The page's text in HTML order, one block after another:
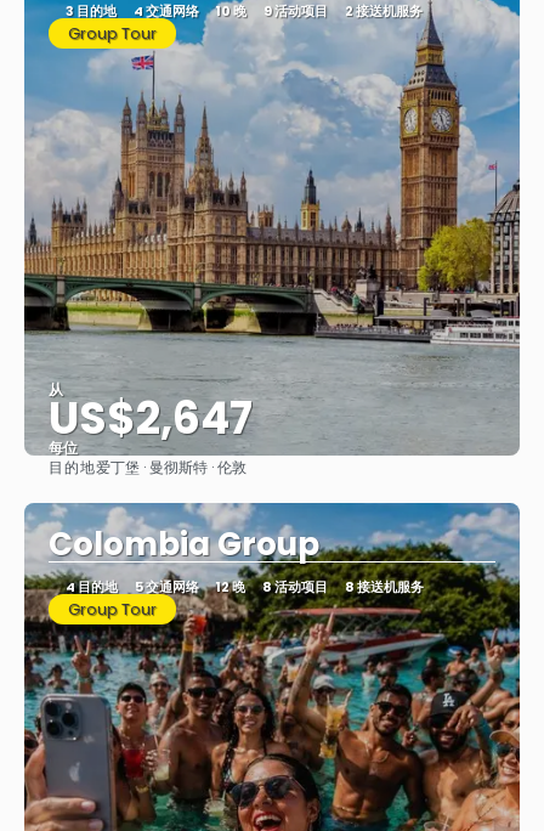
3 目的地 4 交通网络 10 晚 9 活动项目 2 接送机服务
Group Tour
从
US$2,647
每位
目的地爱丁堡 · 曼彻斯特 · 伦敦
Colombia Group
4 目的地 5 交通网络 12 晚 8 活动项目 8 接送机服务
Group Tour